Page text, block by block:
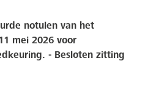
notulen van het
mei 2026 voor
- Besloten zitting